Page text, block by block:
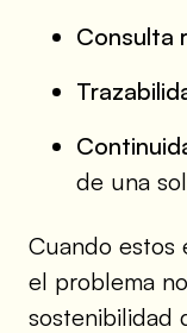
Consulta
de una
Cuando estos
el problema
sostenibilidad